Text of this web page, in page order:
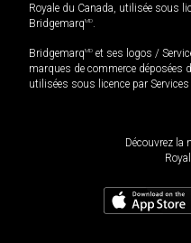
Royale du Canada, utilisée sous
BridgemarqMD.
BridgemarqMD et ses logos /
marques de commerce déposées
utilisées sous licence par
Découvrez la